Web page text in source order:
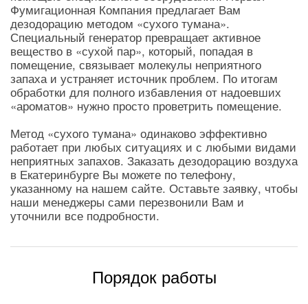
Фумигационная Компания предлагает Вам
дезодорацию методом «сухого тумана».
Специальный генератор превращает активное
вещество в «сухой пар», который, попадая в
помещение, связывает молекулы неприятного
запаха и устраняет источник проблем. По итогам
обработки для полного избавления от надоевших
«ароматов» нужно просто проветрить помещение.
Метод «сухого тумана» одинаково эффективно
работает при любых ситуациях и с любыми видами
неприятных запахов. Заказать дезодорацию воздуха
в Екатеринбурге Вы можете по телефону,
указанному на нашем сайте. Оставьте заявку, чтобы
наши менеджеры сами перезвонили Вам и
уточнили все подробности.
Порядок работы